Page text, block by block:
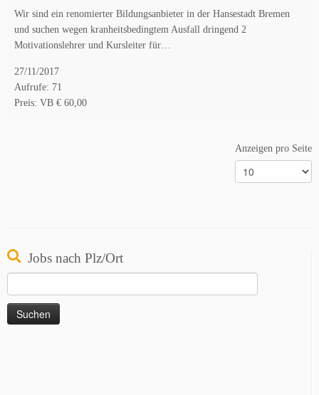
Wir sind ein renomierter Bildungsanbieter in der Hansestadt Bremen
und suchen wegen kranheitsbedingtem Ausfall dringend 2
Motivationslehrer und Kursleiter für…
27/11/2017
Aufrufe: 71
Preis: VB € 60,00
Anzeigen pro Seite
Jobs nach Plz/Ort
nach: